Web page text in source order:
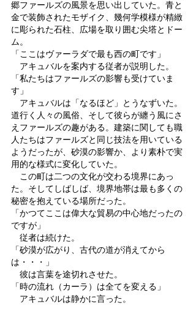
郷ファールズの風景を思い出していた。青と
金で装飾されたモザイク、幾何学模様が精緻
に彫られた石柱、広場を取り囲む尖塔とドー
ム。
「ここはヴァーラダで最も西の町です」
アキュバルを案内する従者が説明した。
「私たちはファールズの影響も受けていま
す」
アキュバルは「なるほど」とうなずいた。
道行く人々の風俗、そして彼らが纏う風にさ
えファールズの趣がある。建築に関しても職
人たちはファールズと同じ技法を用いている
ようだったが、砂漠の影響か、より素朴で実
用的な様式に変化していた。
この町は二つの文化が交わる境界にあっ
た。そしてしばしば、境界地帯は最も多くの
秘密を抱えている場所だった。
「かつてここは偉大な貿易の中心地だったの
ですが」
従者は続けた。
「砂漠が広がり、古代の道が消えてから
は・・・」
彼は言葉を途切れさせた。
「時の流れ（カーラ）は全てを変える」
アキュバルは静かに言った。